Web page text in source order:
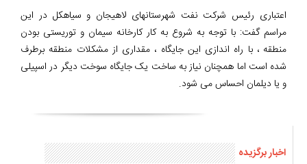
اعتباری رئیس شرکت نفت شهرستانهای لاهیجان و سیاهکل در این
مراسم گفت: با توجه به شروع به کار کارخانه سیمان و توریستی بودن
منطقه ، با راه اندازی این جایگاه ، مقداری از مشکلات منطقه برطرف
شده است اما همچنان نیاز به ساخت یک جایگاه سوخت دیگر در اسپیلی
و یا دیلمان احساس می شود.
اخبار برگزیده